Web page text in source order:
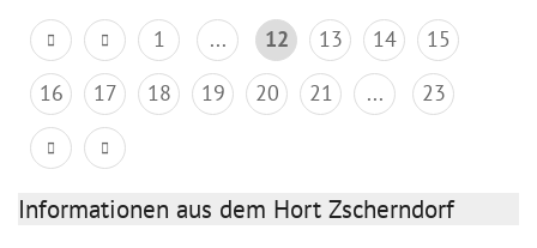
1 ... 12 13 14
15
16
17 18 19 20 21 ... 23
Informationen aus dem Hort Zscherndorf